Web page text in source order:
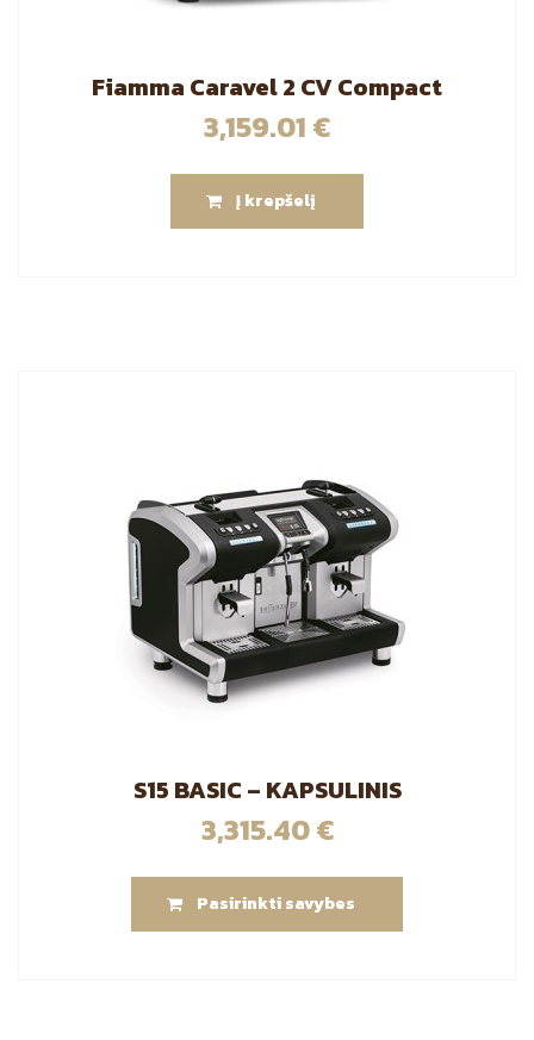
Fiamma Caravel 2 CV Compact
3,159.01 €
Į krepšelį
S15 BASIC – KAPSULINIS
3,315.40€
Pasirinkti savybes